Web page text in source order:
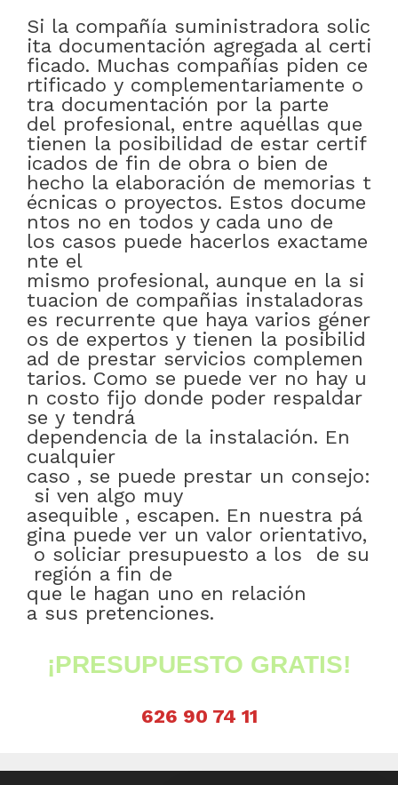
Si la compañía suministradora solic
ita documentación agregada al certi
ficado. Muchas compañías piden ce
rtificado y complementariamente o
tra documentación por la parte
del profesional, entre aquéllas que
tienen la posibilidad de estar certif
icados de fin de obra o bien de
hecho la elaboración de memorias t
écnicas o proyectos. Estos docume
ntos no en todos y cada uno de
los casos puede hacerlos exactame
nte el
mismo profesional, aunque en la si
tuacion de compañias instaladoras
es recurrente que haya varios géner
os de expertos y tienen la posibilid
ad de prestar servicios complemen
tarios. Como se puede ver no hay u
n costo fijo donde poder respaldar
se y tendrá
dependencia de la instalación. En
cualquier
caso , se puede prestar un consejo:
si ven algo muy
asequible , escapen. En nuestra pá
gina puede ver un valor orientativo,
o soliciar presupuesto a los de su
región a fin de
que le hagan uno en relación
a sus pretenciones.
¡PRESUPUESTO GRATIS!
626 90 74 11